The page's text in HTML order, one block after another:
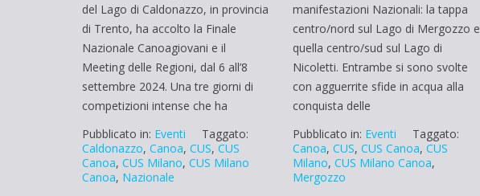
del Lago di Caldonazzo, in provincia
di Trento, ha accolto la Finale
Nazionale Canoagiovani e il
Meeting delle Regioni, dal 6 all’8
settembre 2024. Una tre giorni di
competizioni intense che ha
Pubblicato in: Eventi
Taggato:
Caldonazzo, Canoa, CUS, CUS
Canoa, CUS Milano, CUS Milano
Canoa, Nazionale
manifestazioni Nazionali: la tappa
centro/nord sul Lago di Mergozzo e
quella centro/sud sul Lago di
Nicoletti. Entrambe si sono svolte
con agguerrite sfide in acqua alla
conquista delle
Pubblicato in: Eventi
Taggato:
Canoa,CUS,CUS Canoa,CUS
Milano,CUS Milano Canoa,
Mergozzo